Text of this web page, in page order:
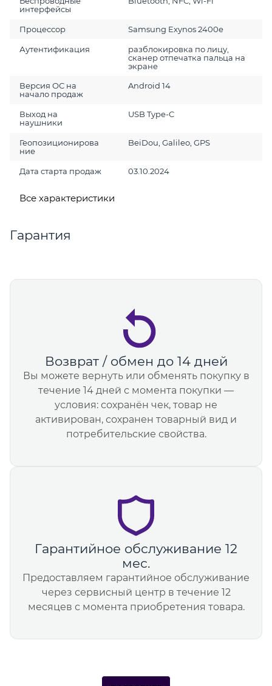
интерфейсы
Процессор Samsung Exynos 2400e
Аутентификация
разблокировка по лицу,
сканер отпечатка пальца на
экране
Версия ОС на
начало продаж
Android 14
Выход на
наушники
USB Type-C
Геопозиционирова
ние
BeiDou, Galileo, GPS
Дата старта продаж 03.10.2024
Все характеристики
Гарантия
Возврат / обмен до 14 дней
Вы можете вернуть или обменять покупку в
течение 14 дней с момента покупки —
условия: сохранён чек, товар не
активирован, сохранен товарный вид и
потребительские свойства.
Гарантийное обслуживание 12
мес.
Предоставляем гарантийное обслуживание
через сервисный центр в течение 12
месяцев с момента приобретения товара.